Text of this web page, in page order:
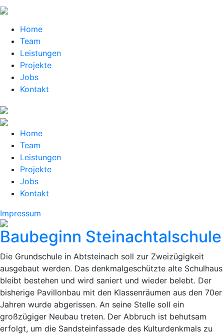
Home
Team
Leistungen
Projekte
Jobs
Kontakt
Home
Team
Leistungen
Projekte
Jobs
Kontakt
Impressum
Baubeginn Steinachtalschule
Die Grundschule in Abtsteinach soll zur Zweizügigkeit
ausgebaut werden. Das denkmalgeschützte alte Schulhaus
bleibt bestehen und wird saniert und wieder belebt. Der
bisherige Pavillonbau mit den Klassenräumen aus den 70er
Jahren wurde abgerissen. An seine Stelle soll ein
großzügiger Neubau treten. Der Abbruch ist behutsam
erfolgt, um die Sandsteinfassade des Kulturdenkmals zu